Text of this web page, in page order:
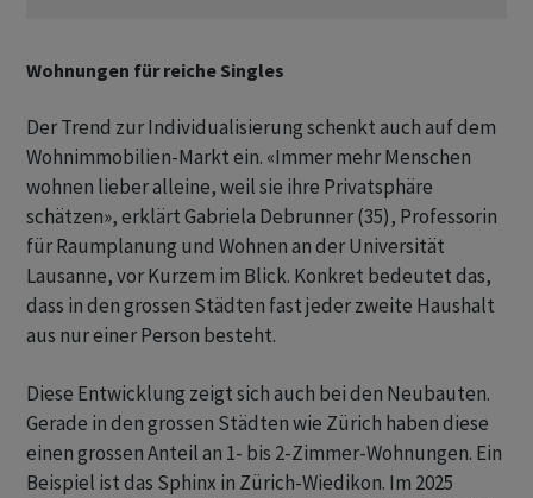
Wohnungen für reiche Singles
Der Trend zur Individualisierung schenkt auch auf dem
Wohnimmobilien-Markt ein. «Immer mehr Menschen
wohnen lieber alleine, weil sie ihre Privatsphäre
schätzen», erklärt Gabriela Debrunner (35), Professorin
für Raumplanung und Wohnen an der Universität
Lausanne, vor Kurzem im Blick. Konkret bedeutet das,
dass in den grossen Städten fast jeder zweite Haushalt
aus nur einer Person besteht.
Diese Entwicklung zeigt sich auch bei den Neubauten.
Gerade in den grossen Städten wie Zürich haben diese
einen grossen Anteil an 1- bis 2-Zimmer-Wohnungen. Ein
Beispiel ist das Sphinx in Zürich-Wiedikon. Im 2025